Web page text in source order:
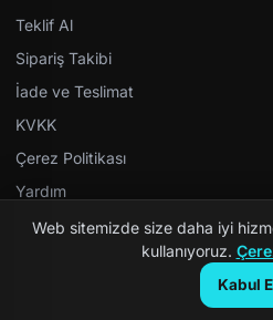
Teklif Al
Sipariş Takibi
İade ve Teslimat
KVKK
Çerez Politikası
Yardım
© 2026 Kompozit Rögar.
Web sitemizde size daha iyi
kullanıyoruz.
Kabul